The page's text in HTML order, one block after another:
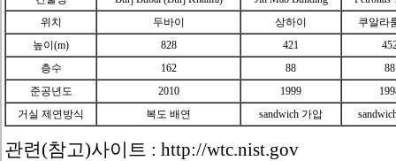
위치
두바이 상하이
쿠알라
높이(m)
828 421
층수
162 88
88
준공년도
2010 1999
거실 제연방식
복도 배연 sandwich 가압
관련(참고)사이트 : http://wtc.nist.gov